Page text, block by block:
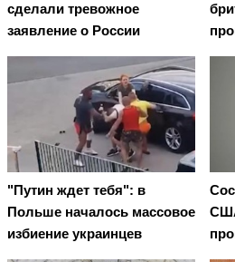
сделали тревожное
заявление о России
"Путин ждет тебя": в
Польше началось массовое
избиение украинцев